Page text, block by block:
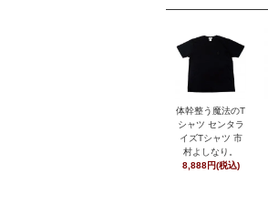
体幹整う魔法のT
シャツ センタラ
イズTシャツ 市
村よしなり。
8,888円(税込)